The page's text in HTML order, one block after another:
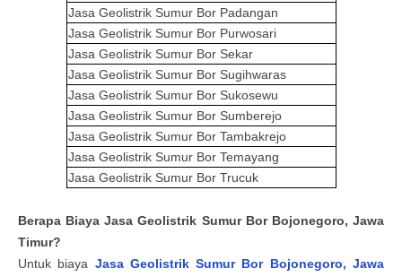
Jasa Geolistrik Sumur Bor Padangan
Jasa Geolistrik Sumur Bor Purwosari
Jasa Geolistrik Sumur Bor Sekar
Jasa Geolistrik Sumur Bor Sugihwaras
Jasa Geolistrik Sumur Bor Sukosewu
Jasa Geolistrik Sumur Bor Sumberejo
Jasa Geolistrik Sumur Bor Tambakrejo
Jasa Geolistrik Sumur Bor Temayang
Jasa Geolistrik Sumur Bor Trucuk
Berapa BiayaJasaGeolistrik Sumur Bor Bojonegoro, Jawa
Timur?
Untuk biaya Jasa GeolistrikSumur Bor Bojonegoro, Jawa